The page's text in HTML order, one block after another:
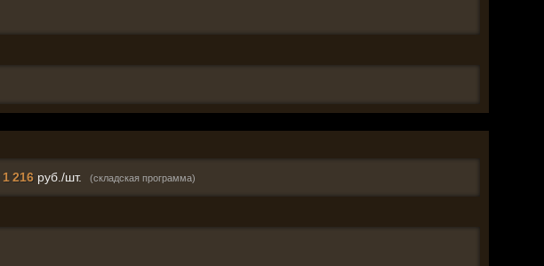
1 216 руб./шт. (складская программа)